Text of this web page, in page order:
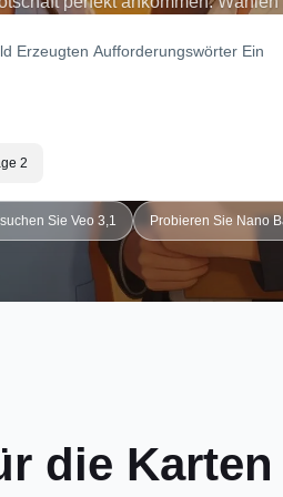
und eine Unterschrift hinzu
1200x627) sowie einen
nebeneinander, optimieren Sie
kostenlose KI-Credits, um
2
Sie Veo 3,1 Probieren Sie Nano
die